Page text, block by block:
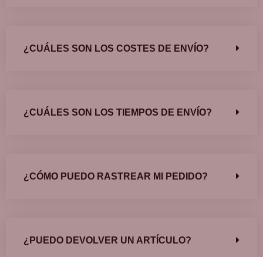
¿CUÁLES SON LOS COSTES DE ENVÍO?
¿CUÁLES SON LOS TIEMPOS DE ENVÍO?
¿CÓMO PUEDO RASTREAR MI PEDIDO?
¿PUEDO DEVOLVER UN ARTÍCULO?